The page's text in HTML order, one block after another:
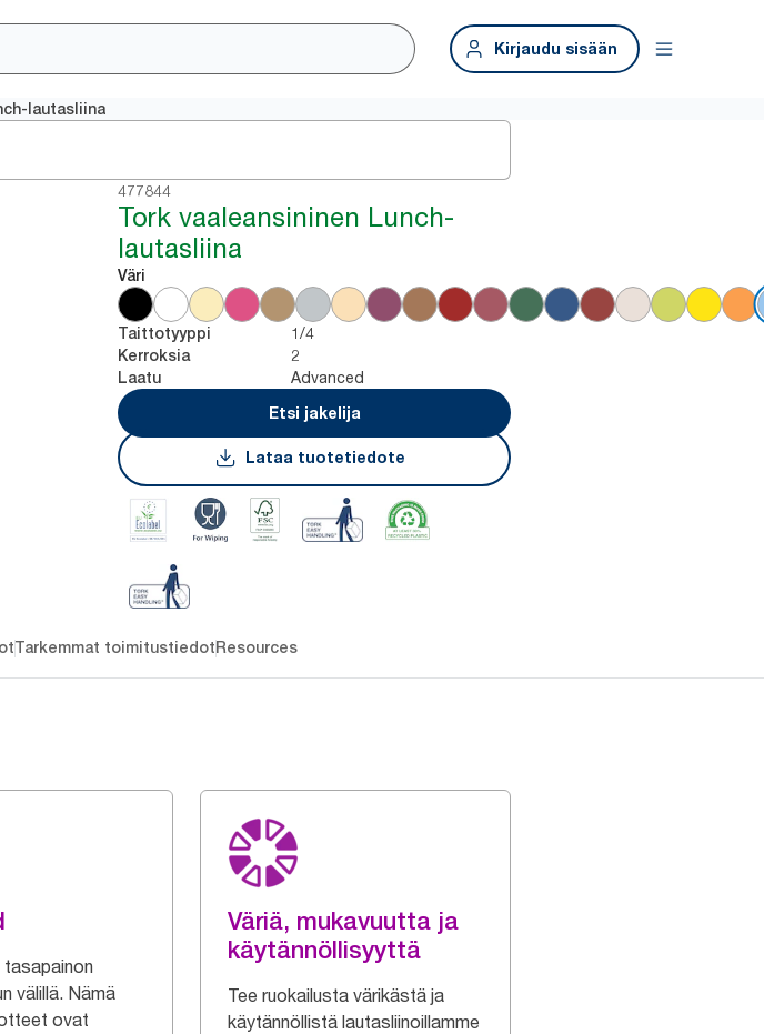
Kirjaudu sisään
lautasliina
477844
Tork vaaleansininen Lunch-
lautasliina
Väri
Taittotyyppi 1/4
Kerroksia 2
Laatu
Advanced
Etsi jakelija
Lataa tuotetiedote
Tarkemmat toimitustiedotResources
tasapainon
välillä. Nämä
ovat
Väriä, mukavuutta ja
käytännöllisyyttä
Tee ruokailusta värikästä ja
käytännöllistä lautasliinoillamme